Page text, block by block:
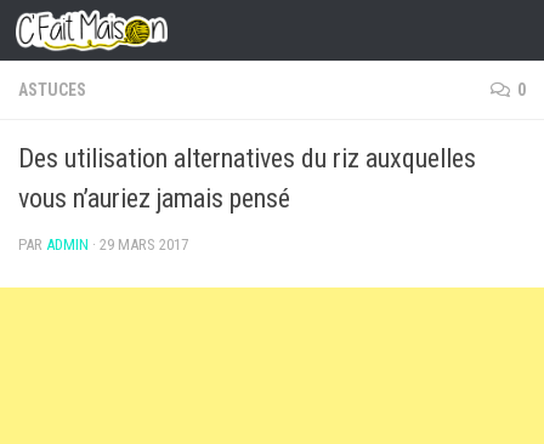
Skip to content
ASTUCES 0
Des utilisation alternatives du riz auxquelles
vous n’auriez jamais pensé
PAR ADMIN · 29 MARS 2017